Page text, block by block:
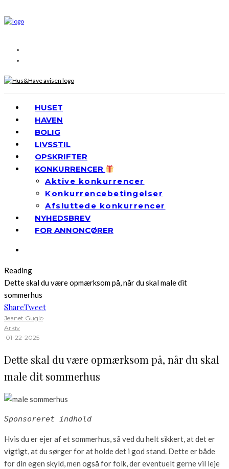
HUSET
HAVEN
BOLIG
LIVSSTIL
OPSKRIFTER
KONKURRENCER
Aktive konkurrencer
Konkurrencebetingelser
Afsluttede konkurrencer
NYHEDSBREV
FOR ANNONCØRER
Reading
Dette skal du være opmærksom på, når du skal male dit
sommerhus
ShareTweet
Jeanet Gugic·
Arkiv
·01-22-2025
Dette skal du være opmærksom på, når du skal
male dit sommerhus
Sponsoreret indhold
Hvis du er ejer af et sommerhus, så ved du helt sikkert, at det er
vigtigt, at du sørger for at holde det i god stand. Dette er både
for din egen skyld, men også for folk, der eventuelt gerne vil leje